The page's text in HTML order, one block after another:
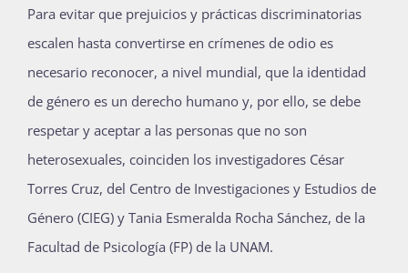
Publicaciones
Bienvenida generación 2027-1
Para evitar que prejuicios y prácticas discriminatorias
escalen hasta convertirse en crímenes de odio es
necesario reconocer, a nivel mundial, que la identidad
de género es un derecho humano y, por ello, se debe
respetar y aceptar a las personas que no son
heterosexuales, coinciden los investigadores César
Torres Cruz, del Centro de Investigaciones y Estudios de
Género (CIEG) y Tania Esmeralda Rocha Sánchez, de la
Facultad de Psicología (FP) de la UNAM.